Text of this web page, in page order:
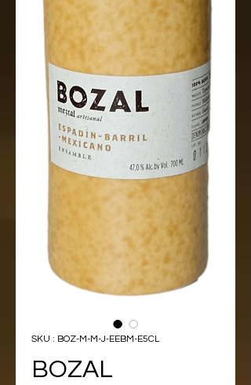
SKU : BOZ-M-M-J-EEBM-E5CL
BOZAL